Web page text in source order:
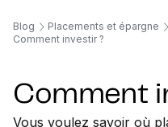
Blog Placements et épargne
Comment investir ?
Comment
Vous voulez savoir où